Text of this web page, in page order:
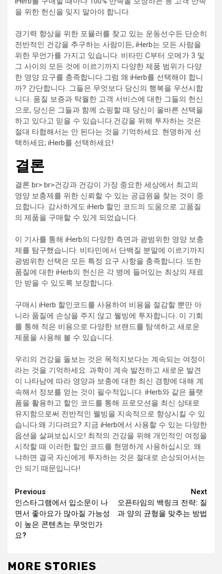
을 위한 헌신을 잊지 말아야 합니다.
경기력 향상을 위한 포뮬러를 찾고 있는 운동선수든 단순히
전반적인 건강을 추구하는 사람이든, iHerb는 모든 사람을
위한 무언가를 가지고 있습니다. 비타민 C부터 오메가 3 및
그 사이의 모든 것에 이르기까지 다양한 제품 범위가 다양
한 영양 요구를 충족합니다.그럼 왜 iHerb를 선택해야 합니
까? 간단합니다. 그들은 무엇보다 당신의 행복을 우선시합
니다. 품질 보증과 탁월한 고객 서비스에 대한 그들의 헌신
으로, 당신은 그들과 함께 쇼핑할 때 당신이 올바른 선택을
하고 있다고 믿을 수 있습니다.건강을 위해 투자하는 것은
절대 타협해서는 안 된다는 것을 기억하세요. 현명하게 선
택하세요; iHerb를 선택하세요!
결론
결론 br> br>건강과 건강이 가장 중요한 세상에서 최고의
영양 보충제를 위한 신뢰할 수 있는 공급원을 찾는 것이 중
요합니다. 감사하게도 iHerb 할인 코드의 도움으로 고품질
의 제품을 구매할 수 있게 되었습니다.
이 기사를 통해 iHerb의 다양한 측면과 광범위한 영양 보충
제를 탐구했습니다. 비타민에서 단백질 분말에 이르기까지
광범위한 선택은 모든 특정 요구 사항을 충족합니다. 또한
품질에 대한 iHerb의 헌신은 각 병에 들어있는 최상의 재료
만 받을 수 있도록 보장합니다.
구매시 iHerb 할인코드를 사용하여 비용을 절감할 뿐만 아
니라 품질에 손상을 주지 않고 웰빙에 투자합니다. 이 기회
를 통해 적은 비용으로 다양한 브랜드를 탐색하고 새로운
제품을 사용해 볼 수 있습니다.
우리의 건강을 돌보는 것은 목적지보다는 계속되는 여정이
라는 것을 기억하세요. 과학이 계속 발전하고 새로운 발견
이 나타남에 따라 영양과 보충에 대한 최신 경향에 대해 계
속해서 정보를 얻는 것이 필수적입니다. iHerb와 같은 플랫
폼을 활용하고 할인 코드를 통해 프로모션을 최신 상태로
유지함으로써 전반적인 웰빙을 지속적으로 향상시킬 수 있
습니다.왜 기다려요? 지금 iHerb에서 사용할 수 있는 다양한
옵션을 살펴보십시오! 최적의 건강을 위해 개인적인 여정을
시작할 때 이러한 할인 코드를 현명하게 사용하십시오. 왜
냐하면 결국 자신에게 투자하는 것은 절대로 손상되어서는
안 되기 때문입니다!
Continue
Reading
Previous
인스타그램에서 입소문이 나
면서 좋아요가 많아질 가능성
이 높은 콘텐츠는 무엇인가
요?
Next
오픈타임의 백링크 전략: 질
과 양의 균형을 맞추는 방법
MORE STORIES